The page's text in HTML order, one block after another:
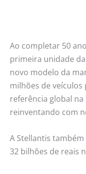
Ao completar 50
primeira unidade
novo modelo da
milhões de
referência global
reinventando com
A Stellantis
32 bilhões de reais